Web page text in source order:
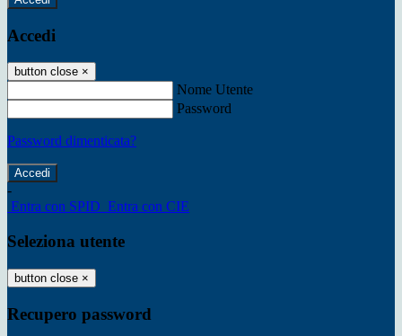
Accedi
button close ×
Nome Utente
Password
Password dimenticata?
-
Entra con SPID Entra con CIE
Seleziona utente
button close ×
Recupero password